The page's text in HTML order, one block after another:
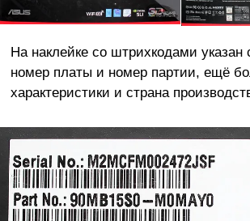
На наклейке со штрихкодами указан
номер платы и номер партии, ещё
характеристики и страна